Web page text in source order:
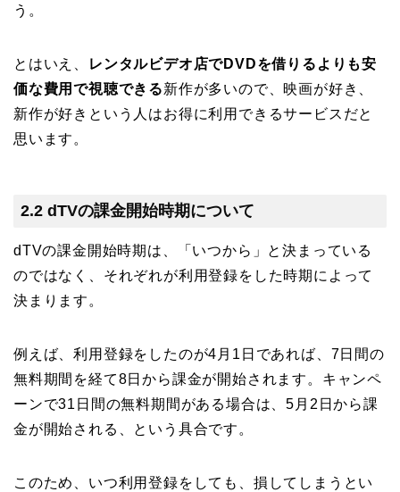
う。
とはいえ、
レンタルビデオ店でDVDを借りるよりも安
価な費用で視聴できる新作が多いので、映画が好き、
新作が好きという人はお得に利用できるサービスだと
思います。
2.2 dTVの課金開始時期について
dTVの課金開始時期は、「いつから」と決まっている
のではなく、それぞれが利用登録をした時期によって
決まります。
例えば、利用登録をしたのが4月1日であれば、7日間の
無料期間を経て8日から課金が開始されます。キャンペ
ーンで31日間の無料期間がある場合は、5月2日から課
金が開始される、という具合です。
このため、いつ利用登録をしても、損してしまうとい